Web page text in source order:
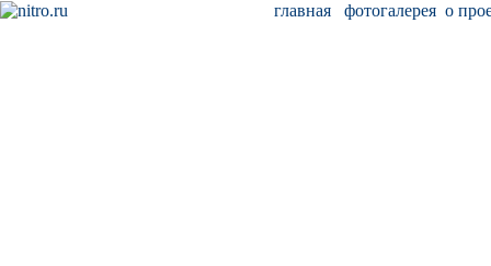
главная фотогалерея о